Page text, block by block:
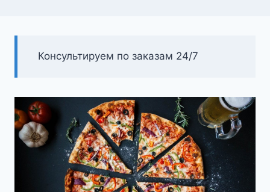
Консультируем по заказам 24/7